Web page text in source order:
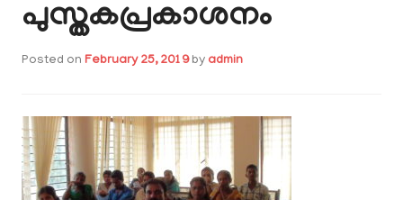
പുസ്തകപ്രകാശനം
Posted on February 25, 2019by admin